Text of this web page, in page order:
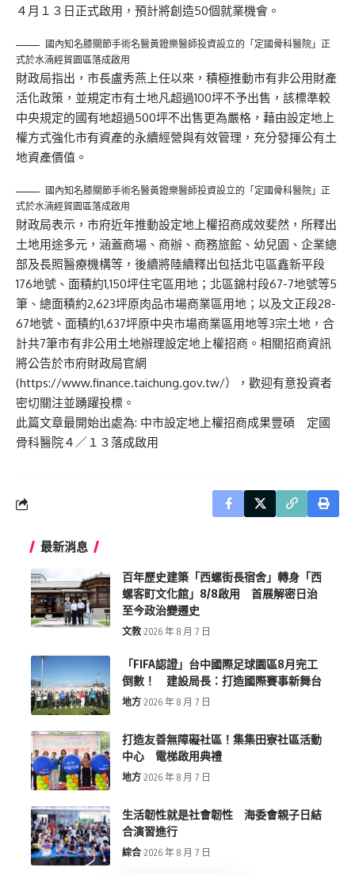
４月１３日正式啟用，預計將創造50個就業機會。
國內知名膝關節手術名醫黃鐙樂醫師投資設立的「定國骨科醫院」正
式於水湳經貿園區落成啟用
財政局指出，市長盧秀燕上任以來，積極推動市有非公用財產
活化政策，並規定市有土地凡超過100坪不予出售，該標準較
中央規定的國有地超過500坪不出售更為嚴格，藉由設定地上
權方式強化市有資產的永續經營與有效管理，充分發揮公有土
地資產價值。
國內知名膝關節手術名醫黃鐙樂醫師投資設立的「定國骨科醫院」正
式於水湳經貿園區落成啟用
財政局表示，市府近年推動設定地上權招商成效斐然，所釋出
土地用途多元，涵蓋商場、商辦、商務旅館、幼兒園、企業總
部及長照醫療機構等，後續將陸續釋出包括北屯區鑫新平段
176地號、面積約1,150坪住宅區用地；北區錦村段67-7地號等5
筆、總面積約2,623坪原肉品市場商業區用地；以及文正段28-
67地號、面積約1,637坪原中央市場商業區用地等3宗土地，合
計共7筆市有非公用土地辦理設定地上權招商。相關招商資訊
將公告於市府財政局官網
(https://www.finance.taichung.gov.tw/），歡迎有意投資者
密切關注並踴躍投標。
此篇文章最開始出處為: 中市設定地上權招商成果豐碩 定國
骨科醫院４／１３落成啟用
最新消息
百年歷史建築「西螺街長宿舍」轉身「西
螺客町文化館」8/8啟用 首展解密日治
至今政治變遷史
文教 2026 年 8 月 7 日
「FIFA認證」台中國際足球園區8月完工
倒數！ 建設局長：打造國際賽事新舞台
地方 2026 年 8 月 7 日
打造友善無障礙社區！集集田寮社區活動
中心 電梯啟用典禮
地方 2026 年 8 月 7 日
生活韌性就是社會韌性 海委會親子日結
合演習進行
綜合 2026 年 8 月 7 日